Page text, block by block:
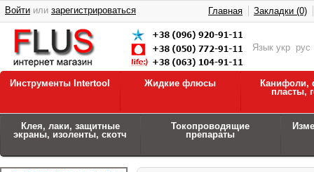
Язык укр рус
Войти или зарегистрироваться Главная Закладки (0)
Инструменты Intertool Жидкие флюсы
Канифоли,
пласты,
Клея, лаки, защитные
экраны, изоленты, скотч
Токопроводящие
препараты